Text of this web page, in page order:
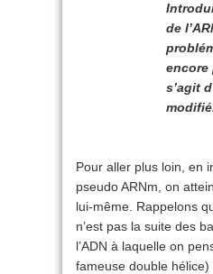
de
encore
s’agit
Pour aller plus loin, en
pseudo ARNm, on
lui-même. Rappelons
n’est pas la suite des
l’ADN à laquelle on
fameuse double hélice)